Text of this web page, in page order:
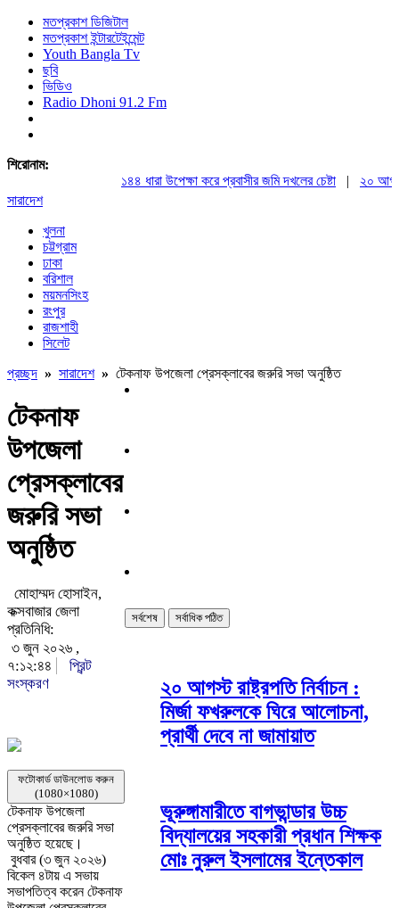
মতপ্রকাশ ডিজিটাল
মতপ্রকাশ ইন্টারটেইন্মেন্ট
Youth Bangla Tv
ছবি
ভিডিও
Radio Dhoni 91.2 Fm
শিরোনাম:
১৪৪ ধারা উপেক্ষা করে প্রবাসীর জমি দখলের চেষ্টা|
২০ আগস্ট
সারাদেশ
খুলনা
চট্টগ্রাম
ঢাকা
বরিশাল
ময়মনসিংহ
রংপুর
রাজশাহী
সিলেট
প্রচ্ছদ » সারাদেশ» টেকনাফ উপজেলা প্রেসক্লাবের জরুরি সভা অনুষ্ঠিত
টেকনাফ
উপজেলা
প্রেসক্লাবের
জরুরি সভা
অনুষ্ঠিত
মোহাম্মদ হোসাইন,
কক্সবাজার জেলা
প্রতিনিধি:
৩ জুন ২০২৬ ,
৭:১২:৪৪
প্রিন্ট
সংস্করণ
ফটোকার্ড ডাউনলোড করুন
(1080×1080)
টেকনাফ উপজেলা
প্রেসক্লাবের জরুরি সভা
অনুষ্ঠিত হয়েছে।
বুধবার (৩ জুন ২০২৬)
বিকেল ৪টায় এ সভায়
সভাপতিত্ব করেন টেকনাফ
সর্বশেষ সর্বাধিক পঠিত
২০ আগস্ট রাষ্ট্রপতি নির্বাচন :
মির্জা ফখরুলকে ঘিরে আলোচনা,
প্রার্থী দেবে না জামায়াত
ভূরুঙ্গামারীতে বাগভান্ডার উচ্চ
বিদ্যালয়ের সহকারী প্রধান শিক্ষক
মোঃ নুরুল ইসলামের ইন্তেকাল